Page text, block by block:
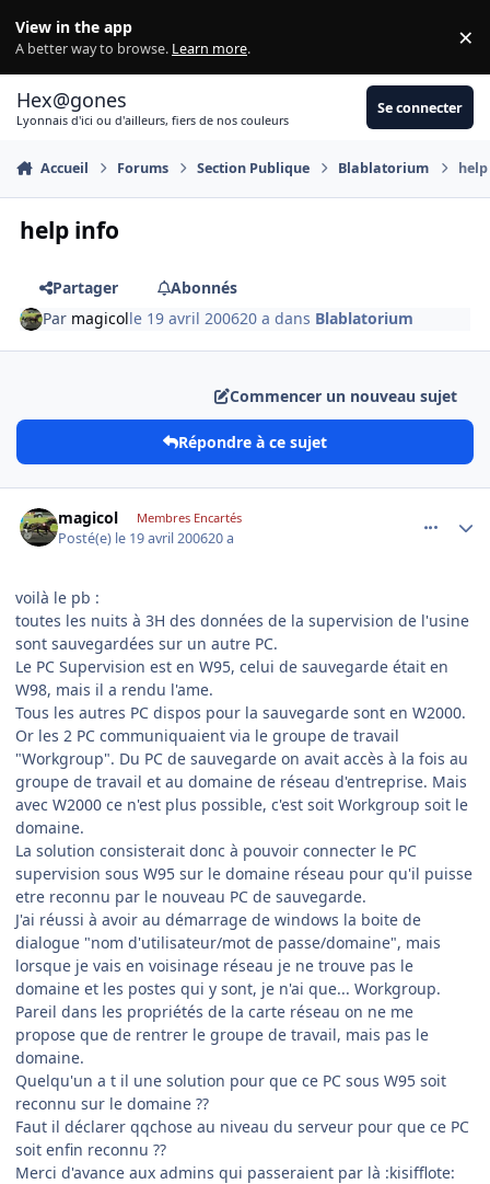
View in the app
A better way to browse. Learn more. ×
Hex@gones
Lyonnais d'ici ou d'ailleurs, fiers de nos couleurs
Se connecter
Accueil Forums Section Publique Blablatorium
help info
Partager
Abonnés
Par magicolle 19 avril 200620 a dans Blablatorium
Commencer un nouveau sujet
Répondre à ce sujet
magicol Membres Encartés
Posté(e) le 19 avril 200620 a
voilà le pb :
toutes les nuits à 3H des données de la supervision de l'usine
sont sauvegardées sur un autre PC.
Le PC Supervision est en W95, celui de sauvegarde était en
W98, mais il a rendu l'ame.
Tous les autres PC dispos pour la sauvegarde sont en W2000.
Or les 2 PC communiquaient via le groupe de travail
"Workgroup". Du PC de sauvegarde on avait accès à la fois au
groupe de travail et au domaine de réseau d'entreprise. Mais
avec W2000 ce n'est plus possible, c'est soit Workgroup soit le
domaine.
La solution consisterait donc à pouvoir connecter le PC
supervision sous W95 sur le domaine réseau pour qu'il puisse
etre reconnu par le nouveau PC de sauvegarde.
J'ai réussi à avoir au démarrage de windows la boite de
dialogue "nom d'utilisateur/mot de passe/domaine", mais
lorsque je vais en voisinage réseau je ne trouve pas le
domaine et les postes qui y sont, je n'ai que... Workgroup.
Pareil dans les propriétés de la carte réseau on ne me
propose que de rentrer le groupe de travail, mais pas le
domaine.
Quelqu'un a t il une solution pour que ce PC sous W95 soit
reconnu sur le domaine ??
Faut il déclarer qqchose au niveau du serveur pour que ce PC
soit enfin reconnu ??
Merci d'avance aux admins qui passeraient par là :kisifflote: